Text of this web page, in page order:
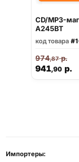
CD/MP3-
A245BT
код товара
941,90 р.
974,87р.
Реквизиты
Импортеры: